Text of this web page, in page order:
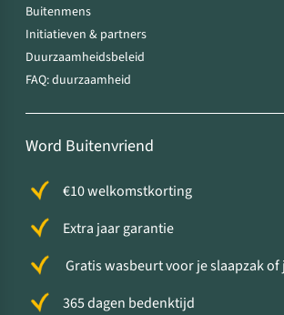
Buitenmens
Initiatieven & partners
Duurzaamheidsbeleid
FAQ: duurzaamheid
Word Buitenvriend
€10 welkomstkorting
Extra jaar garantie
Gratis wasbeurt voor je slaapzak of
365 dagen bedenktijd